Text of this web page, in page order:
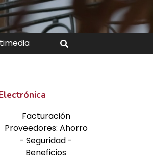
Buscar
Facturación
Proveedores: Ahorro
- Seguridad -
Beneficios